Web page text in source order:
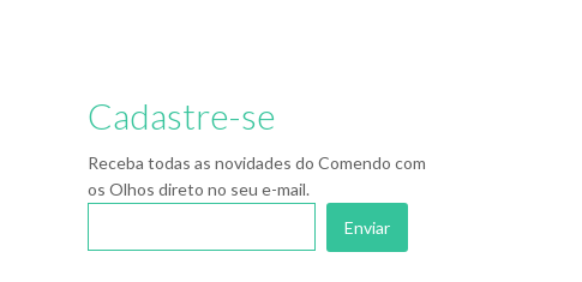
Cadastre-se
Receba todas as novidades do Comendo com
os Olhos direto no seu e-mail.